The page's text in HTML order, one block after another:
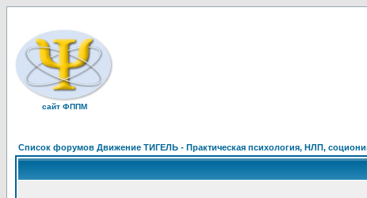
сайт ФППМ
Список форумов Движение ТИГЕЛЬ - Практическая психология, НЛП,